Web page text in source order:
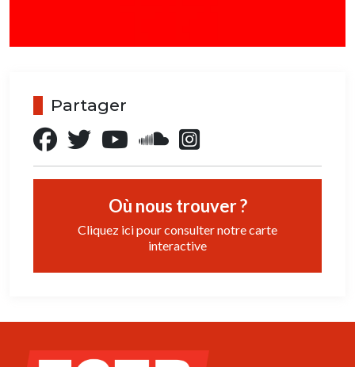
Partager
Où nous trouver ?
Cliquez ici pour consulter notre carte
interactive